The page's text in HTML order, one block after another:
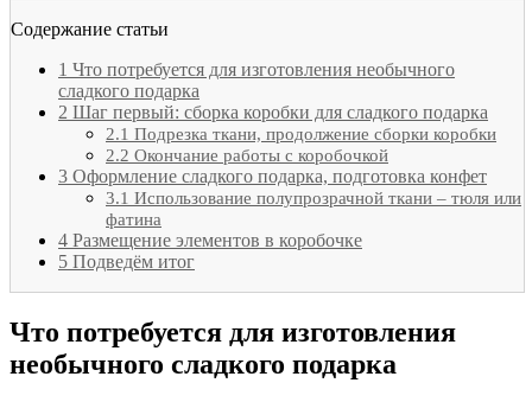
Содержание статьи
1 Что потребуется для изготовления необычного
сладкого подарка
2 Шаг первый: сборка коробки для сладкого подарка
2.1 Подрезка ткани, продолжение сборки коробки
2.2 Окончание работы с коробочкой
3 Оформление сладкого подарка, подготовка конфет
3.1 Использование полупрозрачной ткани – тюля или
фатина
4 Размещение элементов в коробочке
5 Подведём итог
Что потребуется для изготовления
необычного сладкого подарка